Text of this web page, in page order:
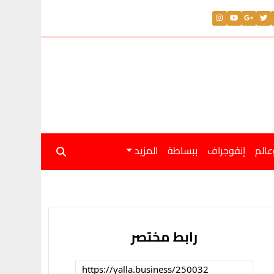
إنفوجراف ببساطة المزيد
رابط مختصر